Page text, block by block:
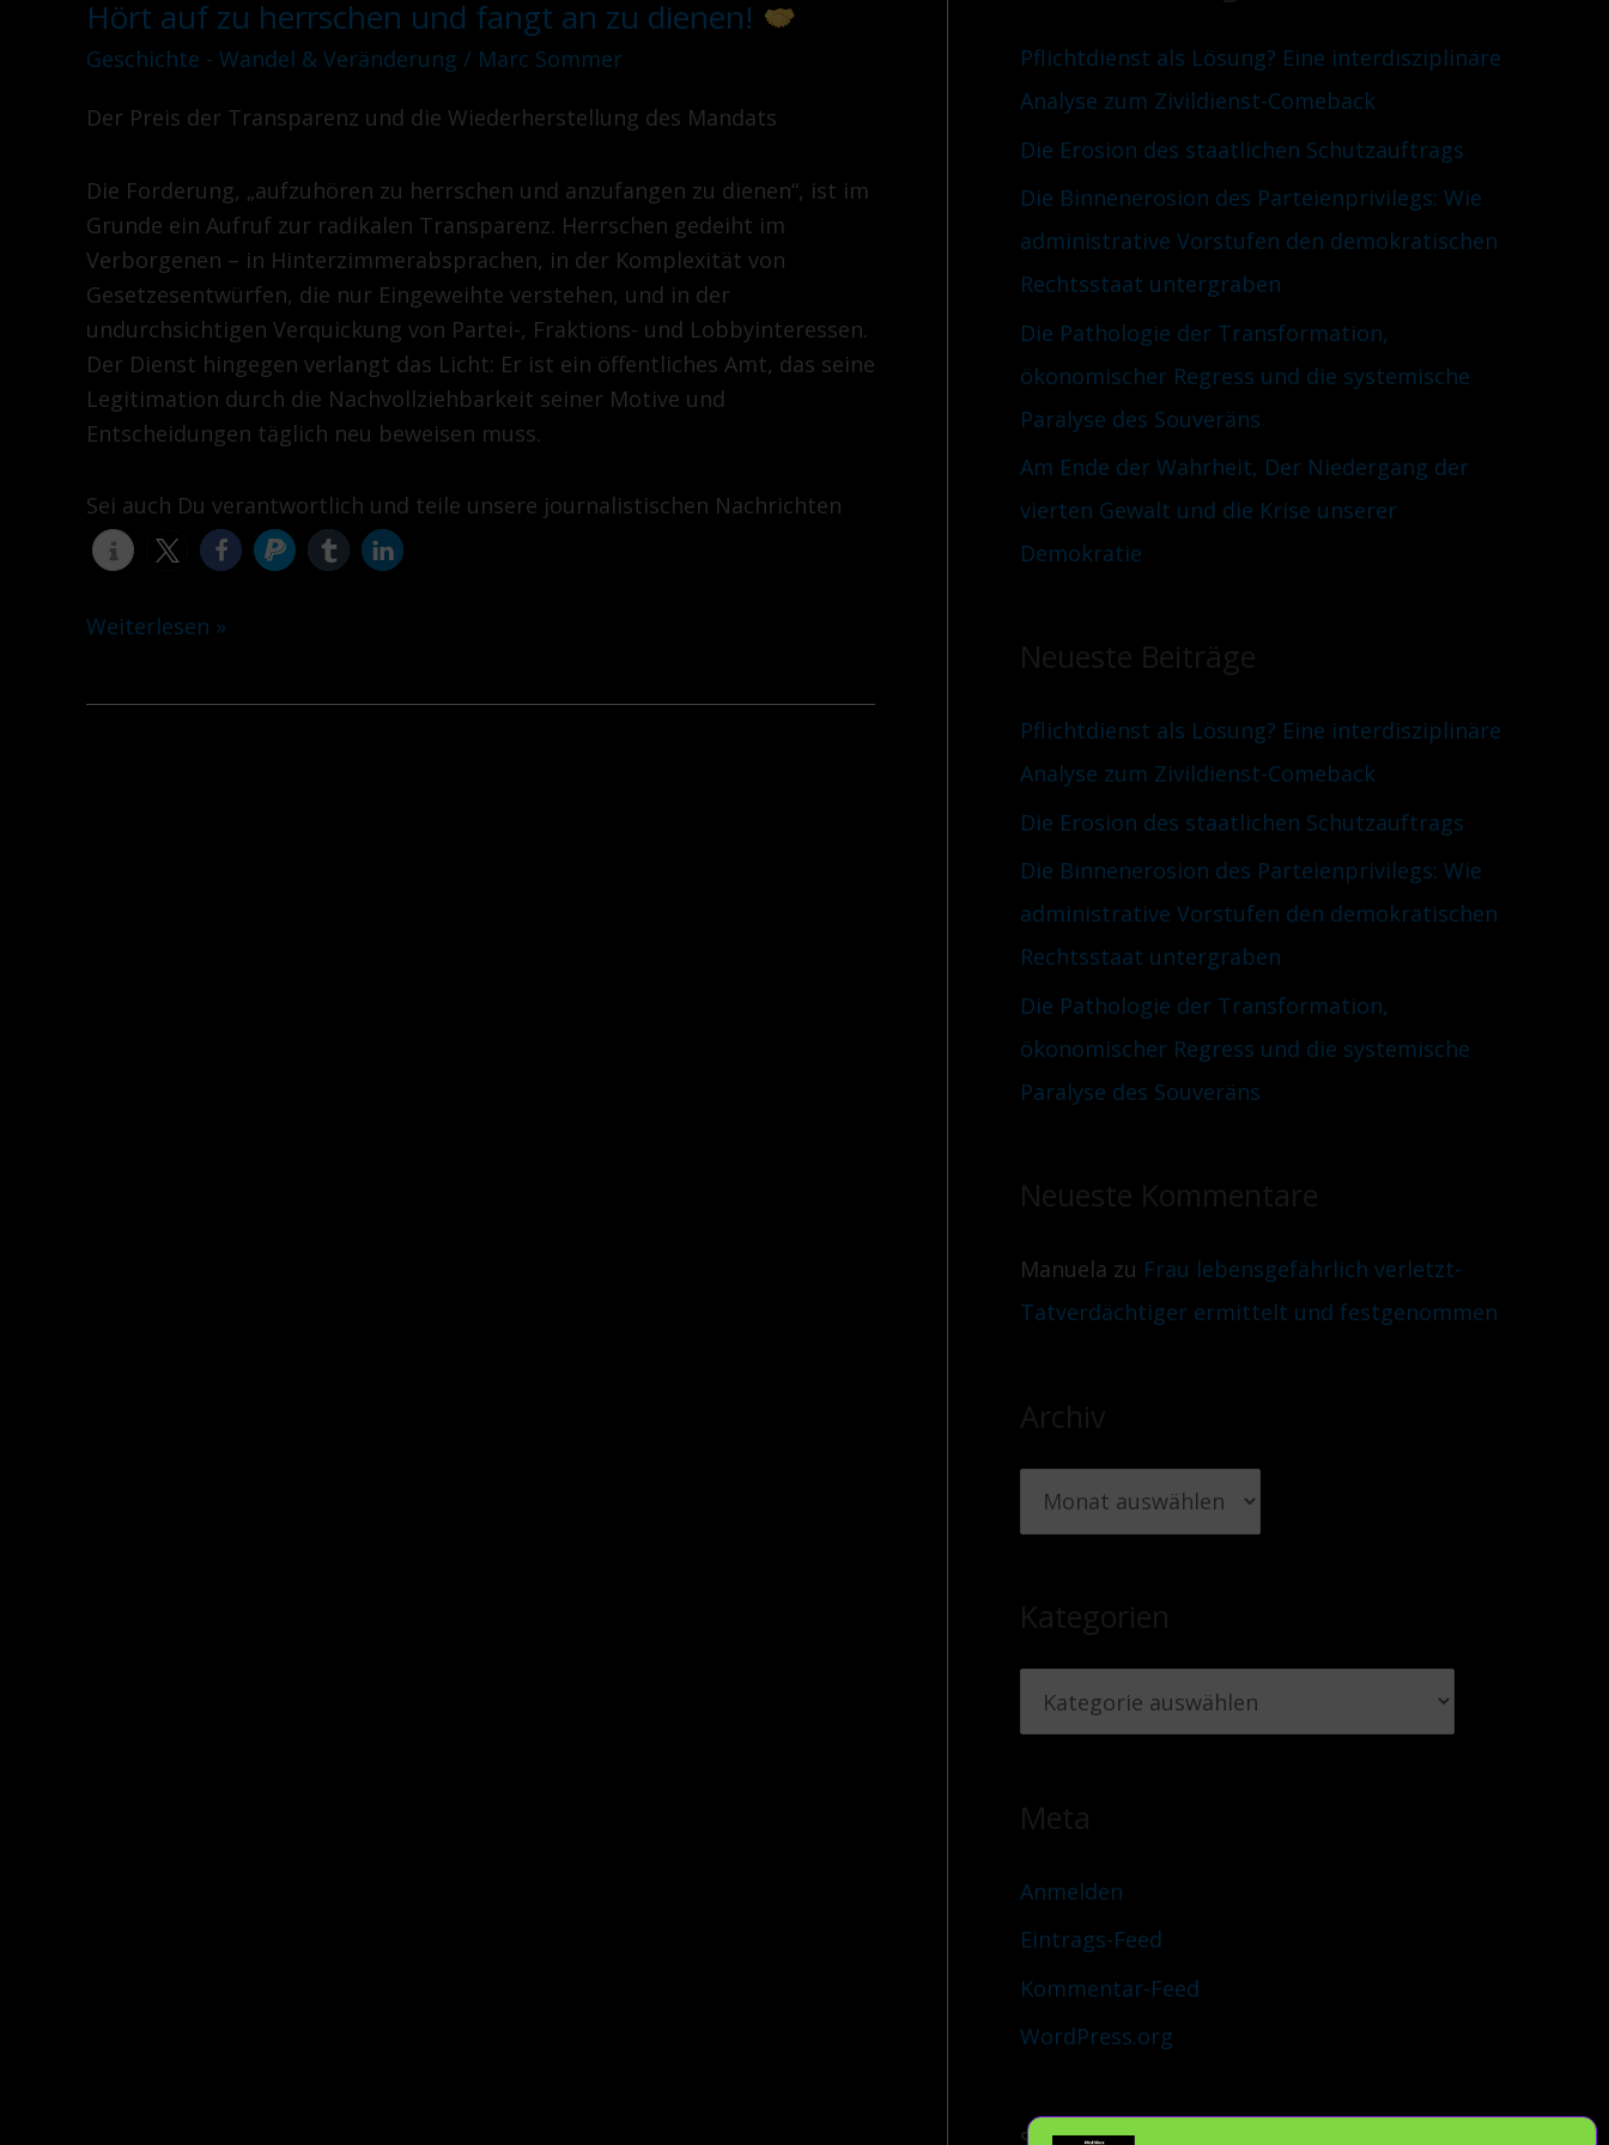
Hört auf zu herrschen und fangt an zu dienen!
Geschichte - Wandel & Veränderung / Marc Sommer
Der Preis der Transparenz und die Wiederherstellung des Mandats
Die Forderung, „aufzuhören zu herrschen und anzufangen zu dienen“, ist im
Grunde ein Aufruf zur radikalen Transparenz. Herrschen gedeiht im
Verborgenen – in Hinterzimmerabsprachen, in der Komplexität von
Gesetzesentwürfen, die nur Eingeweihte verstehen, und in der
undurchsichtigen Verquickung von Partei-, Fraktions- und Lobbyinteressen.
Der Dienst hingegen verlangt das Licht: Er ist ein öffentliches Amt, das seine
Legitimation durch die Nachvollziehbarkeit seiner Motive und
Entscheidungen täglich neu beweisen muss.
Sei auch Du verantwortlich und teile unsere journalistischen Nachrichten
Hört
auf
herrschen
fangt
an
zu
dienen!
Weiterlesen »
a
c
h
:
Pflichtdienst als Lösung? Eine interdisziplinäre
Analyse zum Zivildienst-Comeback
Die Erosion des staatlichen Schutzauftrags
Die Binnenerosion des Parteienprivilegs: Wie
administrative Vorstufen den demokratischen
Rechtsstaat untergraben
Die Pathologie der Transformation,
ökonomischer Regress und die systemische
Paralyse des Souveräns
Am Ende der Wahrheit, Der Niedergang der
vierten Gewalt und die Krise unserer
Demokratie
Neueste Beiträge
Pflichtdienst als Lösung? Eine interdisziplinäre
Analyse zum Zivildienst-Comeback
Die Erosion des staatlichen Schutzauftrags
Die Binnenerosion des Parteienprivilegs: Wie
administrative Vorstufen den demokratischen
Rechtsstaat untergraben
Die Pathologie der Transformation,
ökonomischer Regress und die systemische
Paralyse des Souveräns
Neueste Kommentare
Manuela zu Frau lebensgefährlich verletzt-
Tatverdächtiger ermittelt und festgenommen
Archiv
Kategorien
i
e
n
Meta
Anmelden
Eintrags-Feed
Kommentar-Feed
WordPress.org